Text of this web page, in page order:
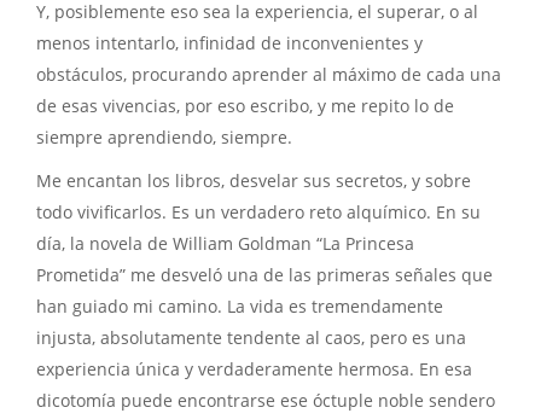
Y, posiblemente eso sea la experiencia, el superar, o al
menos intentarlo, infinidad de inconvenientes y
obstáculos, procurando aprender al máximo de cada una
de esas vivencias, por eso escribo, y me repito lo de
siempre aprendiendo, siempre.
Me encantan los libros, desvelar sus secretos, y sobre
todo vivificarlos. Es un verdadero reto alquímico. En su
día, la novela de William Goldman “La Princesa
Prometida” me desveló una de las primeras señales que
han guiado mi camino. La vida es tremendamente
injusta, absolutamente tendente al caos, pero es una
experiencia única y verdaderamente hermosa. En esa
dicotomía puede encontrarse ese óctuple noble sendero